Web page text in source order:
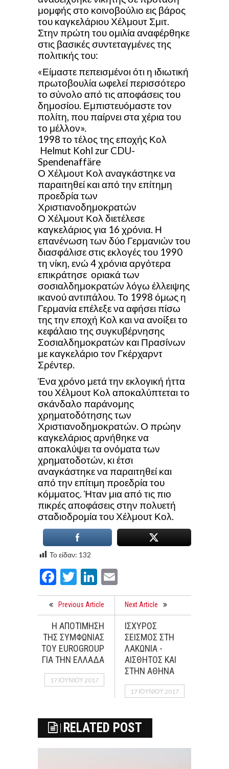
μομφής στο κοινοβούλιο εις βάρος
του καγκελάριου Χέλμουτ Σμιτ.
Στην πρώτη του ομιλία αναφέρθηκε
στις βασικές συντεταγμένες της
πολιτικής του:
«Είμαστε πεπεισμένοι ότι η ιδιωτική
πρωτοβουλία ωφελεί περισσότερο
το σύνολο από τις αποφάσεις του
δημοσίου. Εμπιστευόμαστε τον
πολίτη, που παίρνει στα χέρια του
το μέλλον».
1998 το τέλος της εποχής Κολ
Helmut Kohl zur CDU-
Spendenaffäre
Ο Χέλμουτ Κολ αναγκάστηκε να
παραιτηθεί και από την επίτημη
προεδρία των
Χριστιανοδημοκρατών
Ο Χέλμουτ Κολ διετέλεσε
καγκελάριος για 16 χρόνια. Η
επανένωση των δύο Γερμανιών του
διασφάλισε στις εκλογές του 1990
τη νίκη, ενώ 4 χρόνια αργότερα
επικράτησε οριακά των
σοσιαλδημοκρατών λόγω έλλειψης
ικανού αντιπάλου. Το 1998 όμως η
Γερμανία επέλεξε να αφήσει πίσω
της την εποχή Κολ και να ανοίξει το
κεφάλαιο της συγκυβέρνησης
Σοσιαλδημοκρατών και Πρασίνων
με καγκελάριο τον Γκέρχαρντ
Σρέντερ.
Ένα χρόνο μετά την εκλογική ήττα
του Χέλμουτ Κολ αποκαλύπτεται το
σκάνδαλο παράνομης
χρηματοδότησης των
Χριστιανοδημοκρατών. Ο πρώην
καγκελάριος αρνήθηκε να
αποκαλύψει τα ονόματα των
χρηματοδοτών, κι έτσι
αναγκάστηκε να παραιτηθεί και
από την επίτιμη προεδρία του
κόμματος. Ήταν μια από τις πιο
πικρές αποφάσεις στην πολυετή
σταδιοδρομία του Χέλμουτ Κολ.
Το είδαν: 132
Facebook
TwitterLinkedIn
Previous Article
Η ΑΠΟΤΙΜΗΣΗ
ΤΗΣ ΣΥΜΦΩΝΙΑΣ
ΤΟΥ EUROGROUP
ΓΙΑ ΤΗΝ ΕΛΛΑΔΑ
17 ΙΟΥΝΊΟΥ 2017
Next Article
ΙΣΧΥΡΟΣ
ΣΕΙΣΜΟΣ ΣΤΗ
ΛΑΚΩΝΙΑ -
ΑΙΣΘΗΤΟΣ ΚΑΙ
ΣΤΗΝ ΑΘΗΝΑ
17 ΙΟΥΝΊΟΥ 2017
RELATED POST